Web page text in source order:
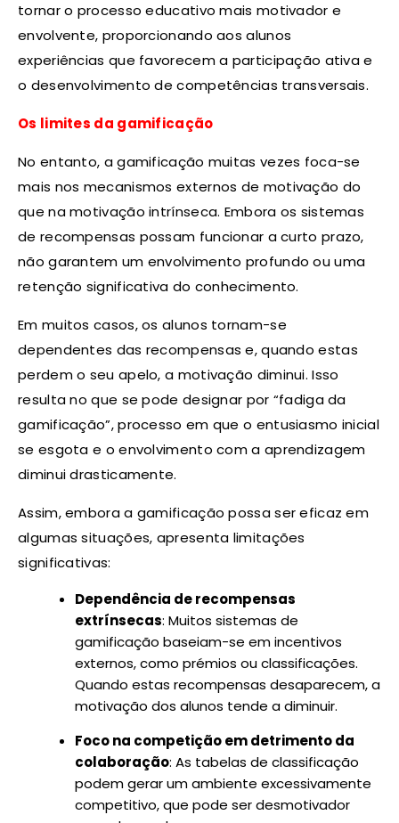
tornar o processo educativo mais motivador e
envolvente, proporcionando aos alunos
experiências que favorecem a participação ativa e
o desenvolvimento de competências transversais.
Os limites da gamificação
No entanto, a gamificação muitas vezes foca-se
mais nos mecanismos externos de motivação do
que na motivação intrínseca. Embora os sistemas
de recompensas possam funcionar a curto prazo,
não garantem um envolvimento profundo ou uma
retenção significativa do conhecimento.
Em muitos casos, os alunos tornam-se
dependentes das recompensas e, quando estas
perdem o seu apelo, a motivação diminui. Isso
resulta no que se pode designar por “fadiga da
gamificação”, processo em que o entusiasmo inicial
se esgota e o envolvimento com a aprendizagem
diminui drasticamente.
Assim, embora a gamificação possa ser eficaz em
algumas situações, apresenta limitações
significativas:
Dependência de recompensas
extrínsecas: Muitos sistemas de
gamificação baseiam-se em incentivos
externos, como prémios ou classificações.
Quando estas recompensas desaparecem, a
motivação dos alunos tende a diminuir.
Foco na competição em detrimento da
colaboração: As tabelas de classificação
podem gerar um ambiente excessivamente
competitivo, que pode ser desmotivador